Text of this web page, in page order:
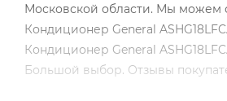
Московской области. Мы можем
Кондиционер General
Кондиционер General
Большой выбор. Отзывы